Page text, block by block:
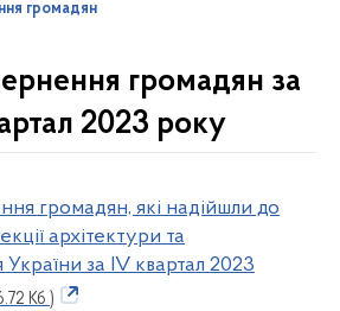
громадян
громадян за
2023 року
громадян, які надійшли до
архітектури та
України за IV квартал 2023
Кб )